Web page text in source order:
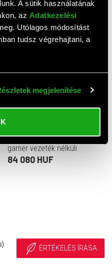
A sütik használatának
az Adatkezelési
Utólagos módosítást
tudsz végrehajtani, a
megjelenítése
fekete)
115 590 HUF
Logitech G915 X LIGHTSPEED
gamer vezeték nélküli
Bluetooth RGB GL Clicky
84 080 HUF
ÉRTÉKELÉS ÍRÁSA